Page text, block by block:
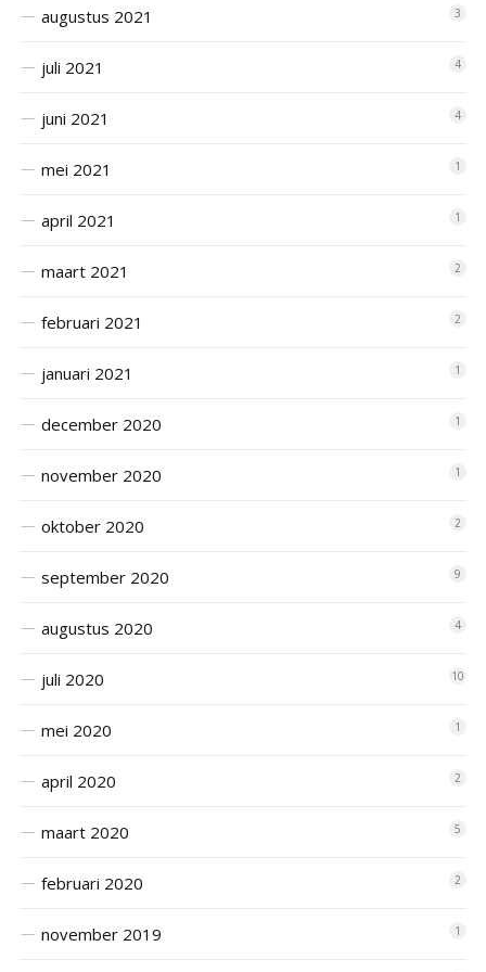
augustus 2021 3
juli 2021 4
juni 2021 4
mei 2021 1
april 2021 1
maart 2021 2
februari 2021 2
januari 2021 1
december 2020 1
november 2020 1
oktober 2020 2
september 2020 9
augustus 2020 4
juli 2020 10
mei 2020 1
april 2020 2
maart 2020 5
februari 2020 2
november 2019 1